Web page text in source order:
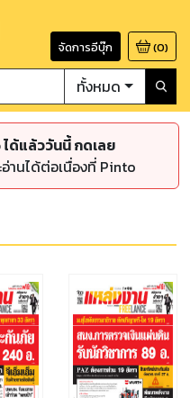
จัดการอีบุ๊ก (0)
ทั้งหมด
ด้แล้ววันนี้ กดเลย
านได้ต่อเนื่องที่ Pinto